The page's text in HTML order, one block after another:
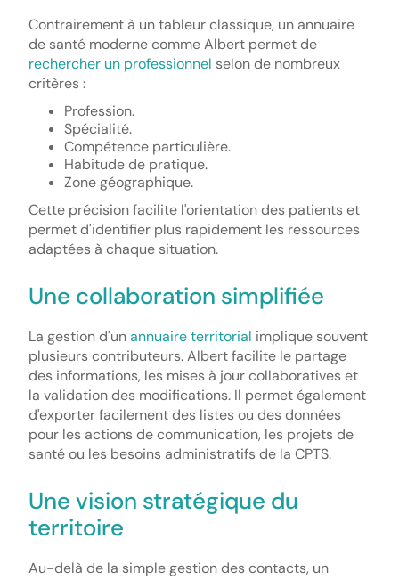
Contrairement à un tableur classique, un annuaire
de santé moderne comme Albert permet de
rechercher un professionnel selon de nombreux
critères :
Profession.
Spécialité.
Compétence particulière.
Habitude de pratique.
Zone géographique.
Cette précision facilite l'orientation des patients et
permet d'identifier plus rapidement les ressources
adaptées à chaque situation.
Une collaboration simplifiée
La gestion d'unannuaire territorial implique souvent
plusieurs contributeurs. Albert facilite le partage
des informations, les mises à jour collaboratives et
la validation des modifications. Il permet également
d'exporter facilement des listes ou des données
pour les actions de communication, les projets de
santé ou les besoins administratifs de la CPTS.
Une vision stratégique du
territoire
Au-delà de la simple gestion des contacts, un